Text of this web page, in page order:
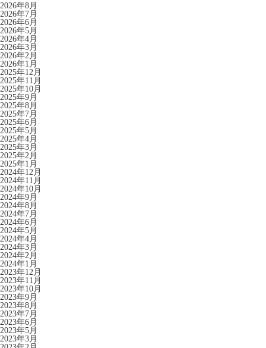
2026年8月
2026年7月
2026年6月
2026年5月
2026年4月
2026年3月
2026年2月
2026年1月
2025年12月
2025年11月
2025年10月
2025年9月
2025年8月
2025年7月
2025年6月
2025年5月
2025年4月
2025年3月
2025年2月
2025年1月
2024年12月
2024年11月
2024年10月
2024年9月
2024年8月
2024年7月
2024年6月
2024年5月
2024年4月
2024年3月
2024年2月
2024年1月
2023年12月
2023年11月
2023年10月
2023年9月
2023年8月
2023年7月
2023年6月
2023年5月
2023年3月